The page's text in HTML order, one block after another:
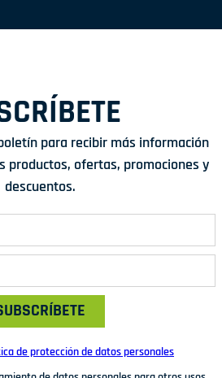
para recibir más información
productos, ofertas, promociones y
descuentos.
de protección de datos personales